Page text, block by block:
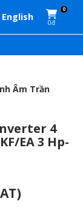
English
0
0đ
Âm Trần
4
EA 3 Hp-